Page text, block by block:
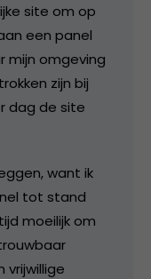
site om op
een panel
mijn omgeving
zijn bij
dag de site
want ik
tot stand
moeilijk om
vrijwillige